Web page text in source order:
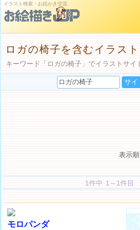
イラスト検索・お絵かき交流
ロガの椅子を含むイラス
キーワード「ロガの椅子」でイラストサイ
表示順
1件中 1～1件目
モロパンダ